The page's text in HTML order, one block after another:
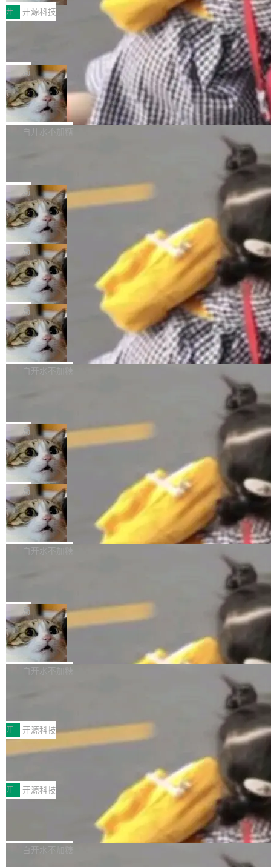
只需要几毫秒的 CPU 时间，但容器从冷启动到
就绪要花数秒。如果未来有十...
文，标题只有六个字：Apple is getting this wro
ng。 然后，它把邮件往来和 iMessage 聊天记
录全贴了出来。 他发错人了 苹果外部律师 Gabr
iel Gross 来自 Weil 律所，2 月 23 日下午 5:53
给 OpenAI 总法律顾问 Che Chang 发了封邮
件，附了一封长信，要求 OpenAI 配合调查前苹
果员工带走机密信...
搭子
I MatePad Edge应用市场，直接下载即可使
用，与鸿蒙电脑上的体验一致。值得一提的是，
这是目前市面上唯一支持平板接入WorkBuddy P
C版的产品，搭载“人机双写”重磅功能——你写
你的，AI写AI的，同屏协作互不干扰。一句话让
AI帮你干活，现在开启全新体验！ 温馨提示：
体验WorkBuddy鸿蒙PC版前，请将 HUAWEI M
atePad Edge 升级至 HarmonyOS 6.1.0.135S
P9 patch03及以上版本。 *升级路径：设置 > 搜
开 开源科技
FFmpeg 9.0 发布：代号“Lei”，以此纪
全球知名开源多媒体框架 FFmpeg 今天正式发
布了 9.0 版本。这个版本除了带来新一代音视频
处理能力和硬件加速支持之外，还有一个特殊之
处：FFmpeg 9.0 的代号是“Lei”。 这个名字，
来自中国开发者雷霄骅（Lei Xiaohua）。 对于
很多中国音视频开发者而言，这个名字并不陌
“启蒙老师”。 而今年，恰好是雷霄骅离世十周
年。FFmpeg 社区最终选择用一个大版本的名
字，留下了这份纪念。 雷霄骅曾是中国传媒大学
数字电视技术方向的博士生，长期从事视频、音
频技...
局
亚马逊成本失控：AI 写代码烧掉 1215
万元，超预算 860%
外媒近日曝光了亚马逊的多份内部报告显示，AI
导致公司在多个项目上超支。《金融时报》报道
编写程序，目标是完成电商平台作者信息与商品
列表的数据匹配 —— 一项常规的数据处理任
务，最终却产生了 180 万美元的账单，实际支出
超出原定预算 860%。 更令人意外的是，该项目
最终并未成功落地，而高额算力消耗持续运行长
达 5 个月，公司直到财务对账时才察觉异常。这
意味着一个无人看管的 AI 程序，在近半年时间
里日夜不停地"烧钱"。 复盘显示，...
白开水不加糖
e CEO Clément Delangue 在 CNBC 的采访里
没有拐弯抹角。他说中国正在赢得 AI 竞赛，而
且按目前的速度，中国 AI 工具预计在今年底或
2027 年就能追上美国前沿实验室的水平。 Dela
ngue 把原因归结为一件事：开放协作。中国的
AI 开发者在一个共享和协作的生态里加速迭代，
而美国模型厂商在"闭门造车"。他的原话是 "buil
ding in silos"——各自为战，互不通气。 这个判
断从他嘴里说出来分量不同。Hugging Face 是
全球最大的开源 AI 平台，上面跑着上百万个模
型。谁在开源赛道上领先，...
局
当 AI agent 把源码变成了最好的扩展系
统，开发者工具必须开源
五年前，David Crawshaw 问过很多软件工程师
一个问题：你写过什么给自己用的程序？答案几
乎都是没有。工程师们整天用别人写的程序写程
序给别人用。偶尔有人自己写个博客系统、智能
家居控制、家庭实验室，都算稀奇事。 Crawsh
aw 是 Shelley 的作者，一个开源 AI coding age
nt。他最近在博客上写了一篇文章，核心论点很
简单：开发者工具必须开源。 理由不是传统的自
由软件情怀，而是一个跟 AI agent 直接相关的
技术判断。 两行 prompt 就能个性化任何软件 C
局
DeepSeek Harness 宣布内测邀请，全
网最大规模开源 Agent 路演现场诞生
一条内测招募帖，发出去的时候大概没人想到它
会变成一场开源 Agent 生态的路演。 8月1日，
DeepSeek Harness 团队负责人崔添翼（tiany
i）在 X 上发帖： 「如果你是 Agent Harness 相
关开源项目的开发者，希望参加 DeepSeek Har
ness 的内测，可以回复或私信联系我。请附上
Harness 负责把能力落到真实环境中——调用工
具、读写文件、管理上下文、处理错误、完成闭
环。崔添翼招人的标...
局
商汤 SenseNova U1.5-Lite-Preview
开源
商汤科技宣布面向社区开源轻量级统一多模态模
型的预览版本 SenseNova U1.5-Lite-Preview。
理解、推理、生成与编辑，还仅以 8B-MoT 的轻
量大小，将能力推进到4K、更精细的真实质感、
更复杂的视觉控制和可持续迭代编辑。 相比 U
1，U1.5-Lite-Preview 在以下方向上带来了显著
提升： 原生支持4K图像生成； 更精细的局部纹
理、细节与真实世界质感； 更准确的中英文文字
生成与复杂版式组织； 更稳定的图...
白开水不加糖
nap。这次是 hwctl——一个用来检查 Ubuntu
硬件认证状态的命令行工具。 Canonical 工程师
Alan Griffiths 在邮件列表中说得很直白：「hwc
tl 是一个 Ubuntu 专有的包，它和它的依赖项都
是 Ubuntu 专有的，不会用在其他发行版上。」
所以 deb 版本的受众实际上为零。既然只有 Ub
untu 用户在用，那用 snap 打包就没什么可纠结
的。 从 deb 到 snap 的迁移路径 hwctl 是 rust-
hwlib 硬件 API 库的一部分，命令行工具负责查
局
Dario Amodei 担心新人来 Anthropic
只为金钱，不为使命
顶级 AI 研究员在两家公司之间来回跳，中间只
隔了几天。 Lilian Weng 上周刚宣布因健康原因
离开 Thinking Machines Lab，说自己作为联合
创始人的角色「太累了」。几天后，The Inform
ation 就曝出她将重回 OpenAI，负责递归自我
改进方向的研究。她是 Thinking Machines 过
一在人才争夺战中失血的公司。六月，Google
连失两员大将：Noam Shazeer 去了 Op...
局
FFmpeg 9.0 发布
FFmpeg 9.0 现已发布，包含多项改进。官方更
新日志列出的 9.0 版本主要更新内容如下： 扩
er HE-AAC 960 解码 (DAB+) transpose_cuda
filter 添加 AMF Frame Rate Converter (vf_frc
_amf) filter SMPTE 2094-50 元数据支持和直
通 ProRes RAW VideoToolbox 硬件加速器 AP
V ...
白开水不加糖
Code 在 X 上发帖：「DeepSeek Flash did 8T
tokens on August 1st. 5T of free usage + 3T
on OpenCode Go.」79.8 万次浏览，连带着 #
DeepSeek一天消耗了8万亿# 上了微博热搜——
注意这是 OpenCode 一家的消耗。 OpenCode
不完。」5T 来自免费额度，3T 来自 Go...
局
NetBSD 11.0 正式发布
NetBSD 11.0 现已正式发布，这是 NetBSD 操
作系统的第十八个主要版本。 自 NetBSD 10.1
ve JH71XX 的设备，例如 VisionFive 2、PINE
64 STAR64，以及 QEMU。 增强了对 POSIX.1
-2024 和 C23 编程接口标准的兼容性。 compat
_linux(8) 增强了对 Linux 系统调用的支持，包
括 epoll（围绕 kqueue 实现）、POSIX 消息队
列、...
白开水不加糖
案
享会在上海举办。鸿蒙生态的全场景智慧营销平
台鲸鸿动能协同华为游戏中心，面向游戏行业开
发者及生态伙伴，系统呈现了平台在游戏领域的
完整能力版图——从IAP高价值用户的全周期经
营、到IAA游戏的“买变一体”正循环、再到联运与
广告协同的全链路经营闭环，以及面向全球市场
的出海增长布局。 华为终端云业务商业化销售负
责人在开场致辞中表示，游戏开发者的核心诉求
已不再是“多一个投放渠道”，而是一套能够持续
开 开源科技
技嘉X3D系列再添新成员 B850 AORU
面向AMD Ryzen X3D处理器玩家，技嘉X3D系
列主板阵容迎来新成员——B850 AORUS ELITE
X3D。作为面向主流高性能平台打造的全新主板
产品，B850 AORUS ELITE X3D延续技嘉在X3
D平台优化上的技术积累，旨在为游戏玩家带来
更稳定、更高效的装机选择。 B850 AORUS ELI
开 开源科技
Zadig v5.0 发布：AI 发布专员与 AI 审
我们团队这几天最大的卡点不是 AI 写得不够
好，是 AI 写得太好了。 好到审查排期从两天的
白开水不加糖